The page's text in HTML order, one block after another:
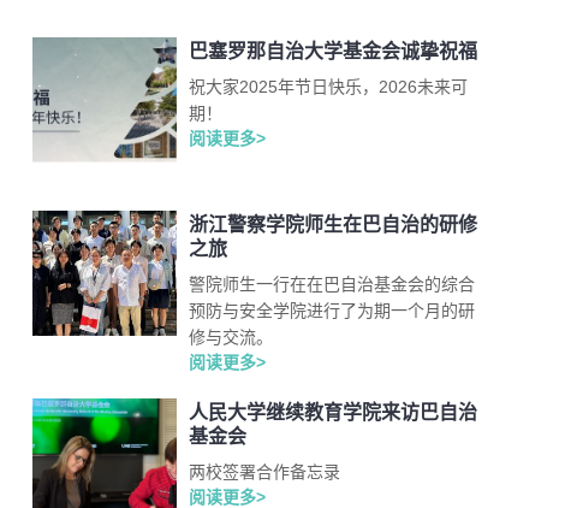
巴塞罗那自治大学基金会诚挚祝福
祝大家2025年节日快乐，2026未来可
期！
阅读更多>
浙江警察学院师生在巴自治的研修
之旅
警院师生一行在在巴自治基金会的综合
预防与安全学院进行了为期一个月的研
修与交流。
阅读更多>
人民大学继续教育学院来访巴自治
基金会
两校签署合作备忘录
阅读更多>